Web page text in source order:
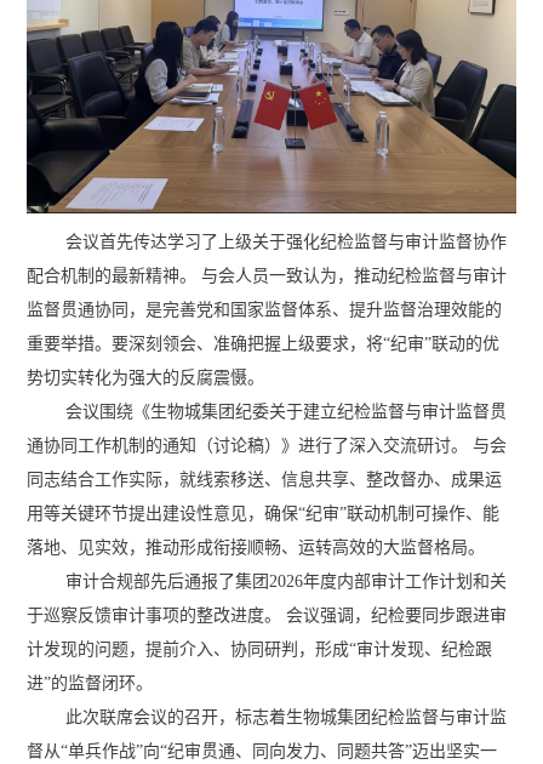
会议首先传达学习了上级关于强化纪检监督与审计监督协作
配合机制的最新精神。 与会人员一致认为，推动纪检监督与审计
监督贯通协同，是完善党和国家监督体系、提升监督治理效能的
重要举措。要深刻领会、准确把握上级要求，将“纪审”联动的优
势切实转化为强大的反腐震慑。
会议围绕《生物城集团纪委关于建立纪检监督与审计监督贯
通协同工作机制的通知（讨论稿）》进行了深入交流研讨。 与会
同志结合工作实际，就线索移送、信息共享、整改督办、成果运
用等关键环节提出建设性意见，确保“纪审”联动机制可操作、能
落地、见实效，推动形成衔接顺畅、运转高效的大监督格局。
审计合规部先后通报了集团2026年度内部审计工作计划和关
于巡察反馈审计事项的整改进度。 会议强调，纪检要同步跟进审
计发现的问题，提前介入、协同研判，形成“审计发现、纪检跟
进”的监督闭环。
此次联席会议的召开，标志着生物城集团纪检监督与审计监
督从“单兵作战”向“纪审贯通、同向发力、同题共答”迈出坚实一